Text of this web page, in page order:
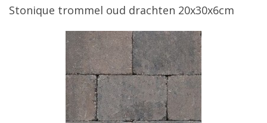
Stonique trommel oud drachten 20x30x6cm